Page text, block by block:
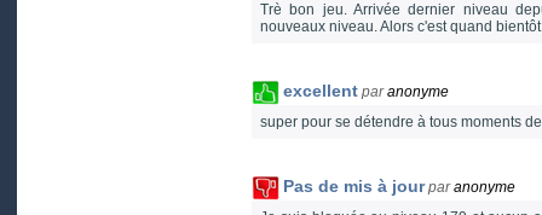
Trè bon jeu. Arrivée dernier niveau
nouveaux niveau. Alors c'est quand
excellent paranonyme
super pour se détendre à tous moments
Pas de mis à jour paranonyme